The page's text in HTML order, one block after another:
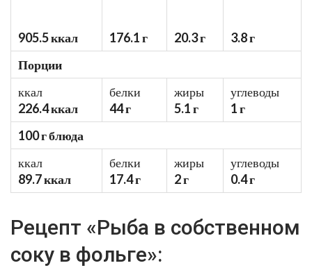
905.5 ккал 176.1 г 20.3 г
3.8 г
Порции
ккал
226.4 ккал
белки
44 г
жиры
5.1 г
углеводы
1 г
100 г блюда
ккал
89.7 ккал
белки
17.4 г
жиры
2 г
углеводы
0.4 г
Рецепт «Рыба в собственном
соку в фольге»: